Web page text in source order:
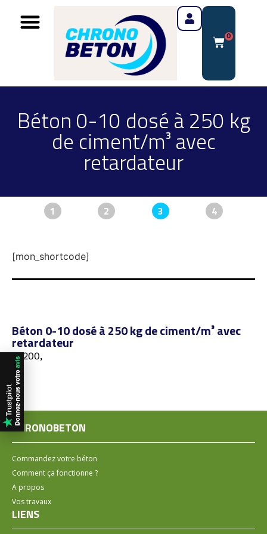
0
Béton 0-10 dosé à 250 kg
de ciment/m³ avec
retardateur
1 2 3 4
[mon_shortcode]
Béton 0-10 dosé à 250 kg de ciment/m³ avec
retardateur
72200,
CHRONOBETON
Commandez votre béton
Comment ça fonctionne ?
A propos
Vos travaux
LIENS